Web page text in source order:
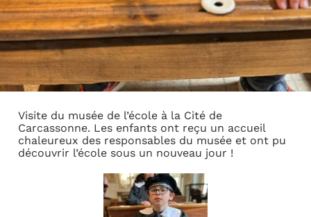
Visite du musée de l’école à la Cité de
Carcassonne. Les enfants ont reçu un accueil
chaleureux des responsables du musée et ont pu
découvrir l’école sous un nouveau jour !